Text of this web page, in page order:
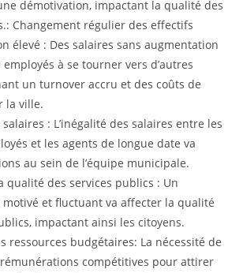
démotivation, impactant la qualité des
Changement régulier des effectifs
élevé : Des salaires sans augmentation
à se tourner vers d’autres
un turnover accru et des coûts de
la ville.
: L’inégalité des salaires entre les
et les agents de longue date va
au sein de l’équipe municipale.
qualité des services publics : Un
et fluctuant va affecter la qualité
impactant ainsi les citoyens.
ressources budgétaires: La nécessité de
compétitives pour attirer